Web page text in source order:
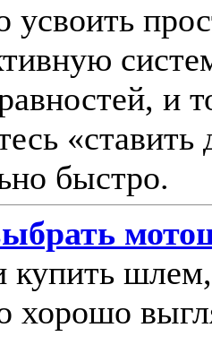
усвоить
и
«ставить
быстро.
купить
хорошо